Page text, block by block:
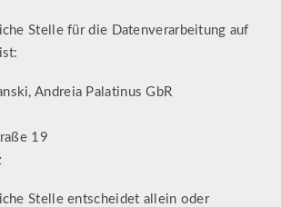
Stelle für die Datenverarbeitung auf
Andreia Palatinus GbR
19
Stelle entscheidet allein oder